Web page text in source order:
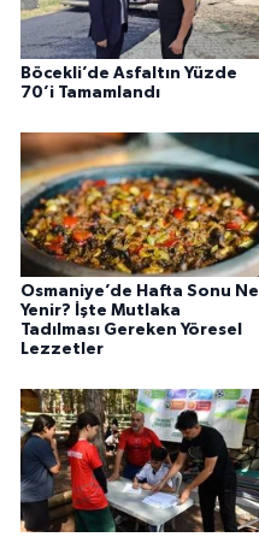
Böcekli’de Asfaltın Yüzde
70’i Tamamlandı
Osmaniye’de Hafta Sonu Ne
Yenir? İşte Mutlaka
Tadılması Gereken Yöresel
Lezzetler